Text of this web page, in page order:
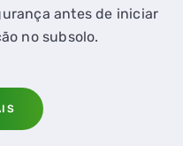
antes de iniciar
no subsolo.